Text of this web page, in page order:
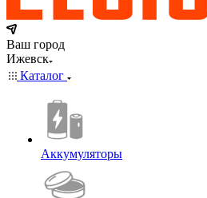
Ваш город
Ижевск
Каталог
Аккумуляторы